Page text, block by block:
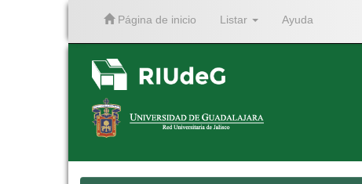
Página de inicio Listar Ayuda